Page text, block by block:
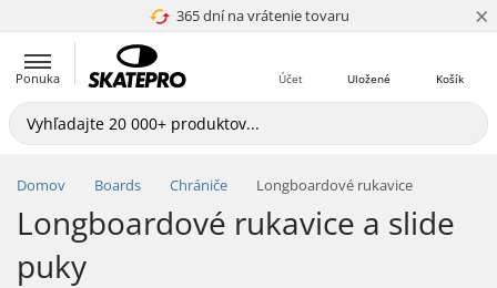
365 dní na vrátenie tovaru
4.8 z 5 ×
Ponuka Košík
Uložené
Účet
Domov Boards Chrániče Longboardové rukavice
Longboardové rukavice a slide
puky